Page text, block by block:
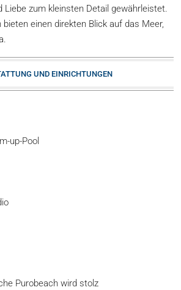
Liebe zum kleinsten Detail gewährleistet.
einen direkten Blick auf das Meer,
UND EINRICHTUNGEN
up-Pool
Purobeach wird stolz